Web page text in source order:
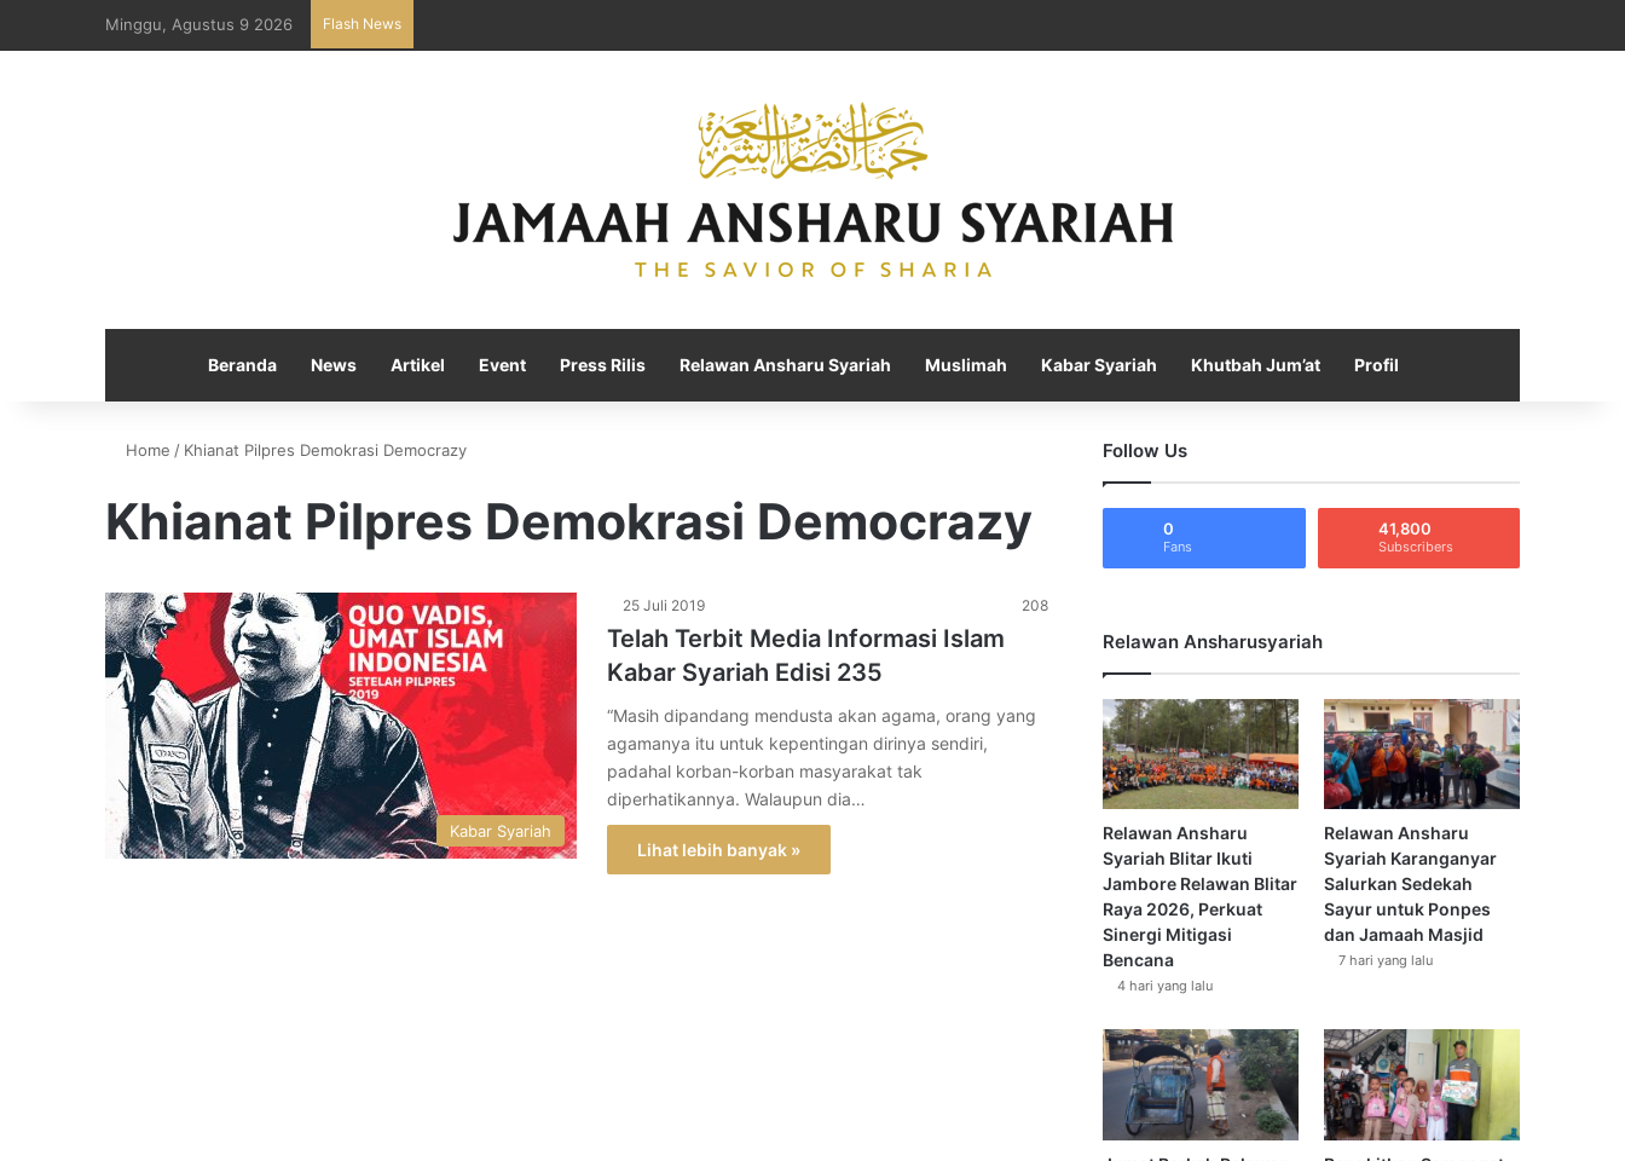
Minggu, Agustus 9 2026 Flash News
Beranda News Artikel Event Press Rilis Relawan Ansharu Syariah Muslimah Kabar Syariah Khutbah Jum’at Profil
Home / Khianat Pilpres Demokrasi Democrazy
Khianat Pilpres Demokrasi Democrazy
Kabar Syariah
25 Juli 2019 208
Telah Terbit Media Informasi Islam
Kabar Syariah Edisi 235
“Masih dipandang mendusta akan agama, orang yang
agamanya itu untuk kepentingan dirinya sendiri,
padahal korban-korban masyarakat tak
diperhatikannya. Walaupun dia…
Lihat lebih banyak »
Follow Us
0
Fans
41,800
Subscribers
Relawan Ansharusyariah
Relawan Ansharu
Syariah Blitar Ikuti
Jambore Relawan Blitar
Raya 2026, Perkuat
Sinergi Mitigasi
Bencana
4 hari yang lalu
Relawan Ansharu
Syariah Karanganyar
Salurkan Sedekah
Sayur untuk Ponpes
dan Jamaah Masjid
7 hari yang lalu